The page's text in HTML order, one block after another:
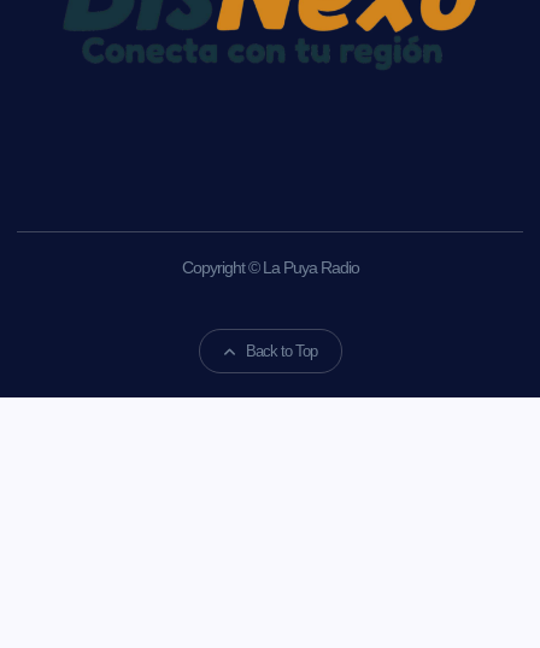
Copyright © La Puya Radio
Back to Top